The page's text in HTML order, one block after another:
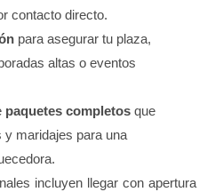
contacto directo.
para asegurar tu plaza,
altas o eventos
paquetes completos que
y maridajes para una
incluyen llegar con apertura